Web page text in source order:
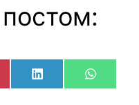
Share
on
LinkedIn Share
on